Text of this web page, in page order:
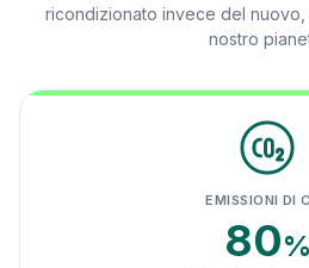
ricondizionato invece del nuovo,
nostro
EMISSIONI DI
80%